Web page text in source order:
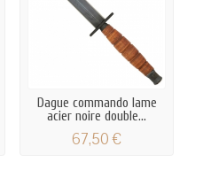
Dague commando lame
acier noire double...
67,50 €